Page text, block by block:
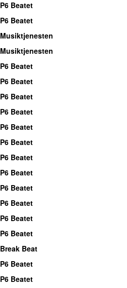
P6 Beatet
P6 Beatet
Musiktjenesten
Musiktjenesten
P6 Beatet
P6 Beatet
P6 Beatet
P6 Beatet
P6 Beatet
P6 Beatet
P6 Beatet
P6 Beatet
P6 Beatet
P6 Beatet
P6 Beatet
P6 Beatet
Break Beat
P6 Beatet
P6 Beatet